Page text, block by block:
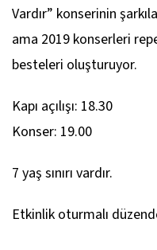
Vardır” konserinin
ama 2019 konserleri
besteleri oluşturuyor.
Kapı açılışı: 18.30
Konser: 19.00
7 yaş sınırı vardır.
Etkinlik oturmalı